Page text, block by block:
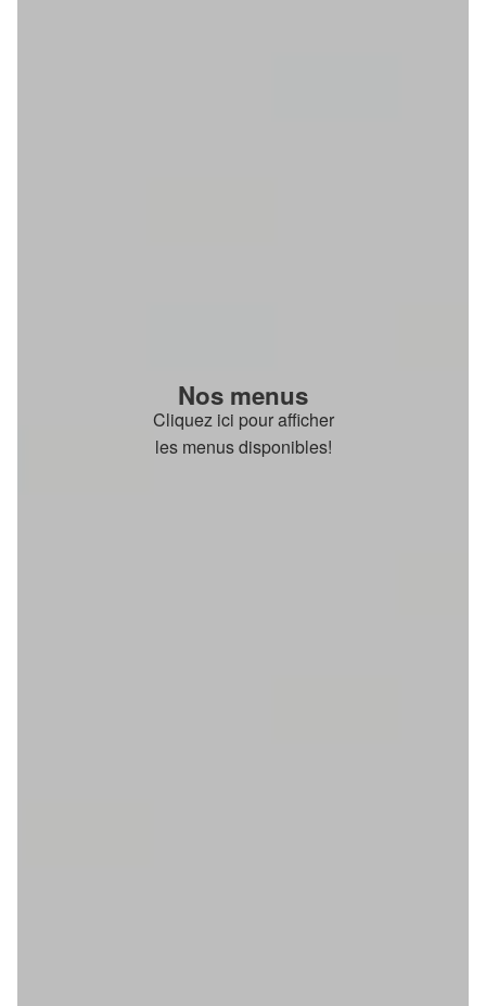
Nos menus
Cliquez ici pour afficher
les menus disponibles!